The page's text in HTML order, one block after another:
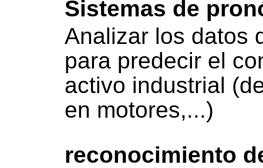
Sistemas de
Analizar los datos
para predecir el
activo industrial
en motores,...)
reconocimiento